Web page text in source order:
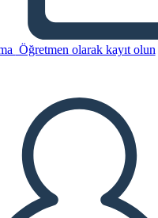
Öğretmen olarak kayıt olun
Şablonu
kopyala
OLUŞTUR